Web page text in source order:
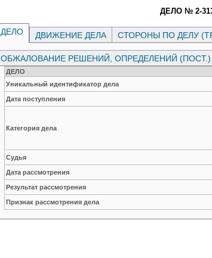
ДЕЛО № 2-
ДЕЛО ДВИЖЕНИЕ ДЕЛА СТОРОНЫ ПО ДЕЛУ
ОБЖАЛОВАНИЕ РЕШЕНИЙ, ОПРЕДЕЛЕНИЙ (ПОСТ.)
ДЕЛО
Уникальный идентификатор дела
Дата поступления
Категория дела
Судья
Дата рассмотрения
Результат рассмотрения
Признак рассмотрения дела